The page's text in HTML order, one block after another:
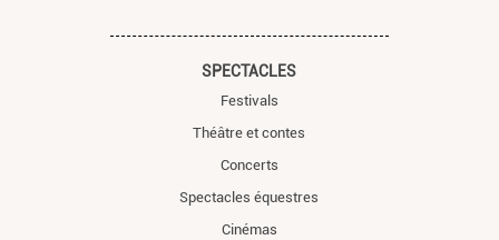
SPECTACLES
Festivals
Théâtre et contes
Concerts
Spectacles équestres
Cinémas